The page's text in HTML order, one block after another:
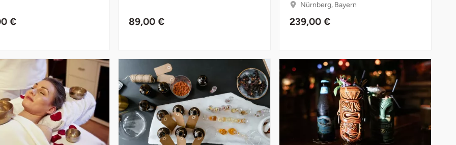
€ 89,00 €
Nürnberg, Bayern
239,00 €